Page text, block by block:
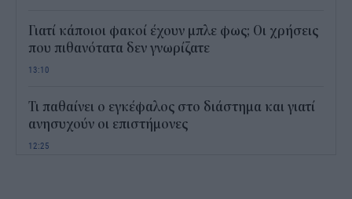
Γιατί κάποιοι φακοί έχουν μπλε φως; Οι χρήσεις
που πιθανότατα δεν γνωρίζατε
13:10
Τι παθαίνει ο εγκέφαλος στο διάστημα και γιατί
ανησυχούν οι επιστήμονες
12:25